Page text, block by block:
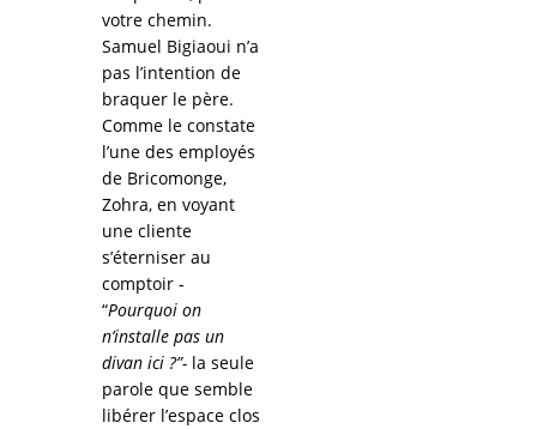
votre chemin.
Samuel Bigiaoui n’a
pas l’intention de
braquer le père.
Comme le constate
l’une des employés
de Bricomonge,
Zohra, en voyant
une cliente
s’éterniser au
comptoir -
“Pourquoi on
n’installe pas un
divan ici ?”- la seule
parole que semble
libérer l’espace clos